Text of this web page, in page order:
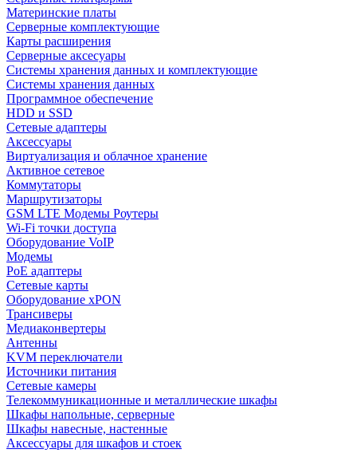
Материнские платы
Серверные комплектующие
Карты расширения
Серверные аксесуары
Системы хранения данных и комплектующие
Системы хранения данных
Программное обеспечение
HDD и SSD
Сетевые адаптеры
Аксессуары
Виртуализация и облачное хранение
Активное сетевое
Коммутаторы
Маршрутизаторы
GSM LTE Модемы Роутеры
Wi-Fi точки доступа
Оборудование VoIP
Модемы
PoE адаптеры
Сетевые карты
Оборудование xPON
Трансиверы
Медиаконвертеры
Антенны
KVM переключатели
Источники питания
Сетевые камеры
Телекоммуникационные и металлические шкафы
Шкафы напольные, серверные
Шкафы навесные, настенные
Аксессуары для шкафов и стоек